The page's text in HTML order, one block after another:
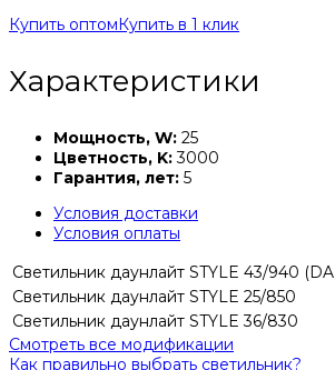
Купить оптомКупить в 1 клик
Характеристики
Мощность, W: 25
Цветность, K:3000
Гарантия, лет: 5
Условия доставки
Условия оплаты
Светильник даунлайт STYLE 43/940
Светильник даунлайт STYLE 25/850
Светильник даунлайт STYLE 36/830
Смотреть все модификации
Как правильно выбрать светильник?